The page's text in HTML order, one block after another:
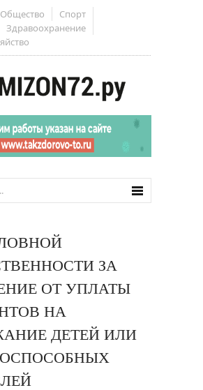
Общество
Спорт
Здравоохранение
ЗА
ОТ УПЛАТЫ
НА
ДЕТЕЙ ИЛИ